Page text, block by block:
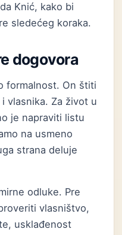
Knić, kako bi
sledećeg koraka.
dogovora
formalnost. On štiti
vlasnika. Za život u
je napraviti listu
na usmeno
strana deluje
odluke. Pre
vlasništvo,
usklađenost